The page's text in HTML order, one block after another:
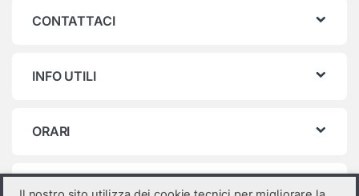
CONTATTACI
INFO UTILI
ORARI
Categorie prodotto